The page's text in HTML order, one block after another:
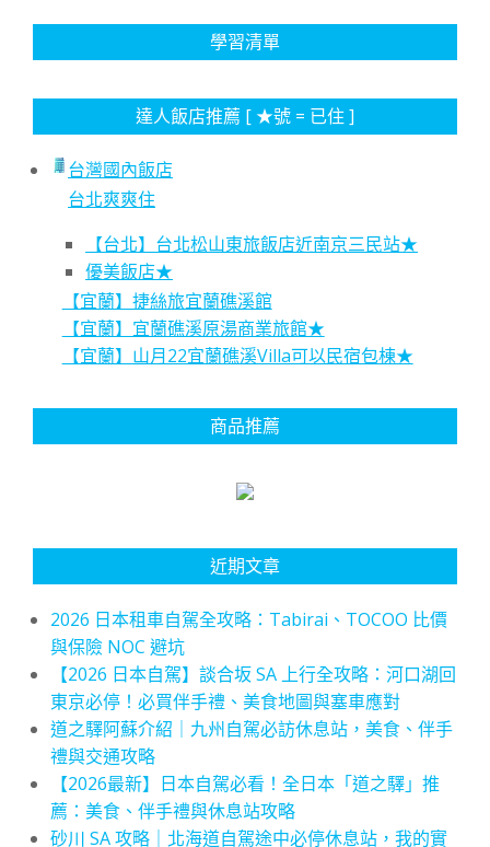
學習清單
達人飯店推薦 [ ★號 = 已住 ]
台灣國內飯店
台北爽爽住
【台北】台北松山東旅飯店近南京三民站★
優美飯店★
【宜蘭】捷絲旅宜蘭礁溪館
【宜蘭】宜蘭礁溪原湯商業旅館★
【宜蘭】山月22宜蘭礁溪Villa可以民宿包棟★
商品推薦
近期文章
2026 日本租車自駕全攻略：Tabirai、TOCOO 比價
與保險 NOC 避坑
【2026 日本自駕】談合坂 SA 上行全攻略：河口湖回
東京必停！必買伴手禮、美食地圖與塞車應對
道之驛阿蘇介紹｜九州自駕必訪休息站，美食、伴手
禮與交通攻略
【2026最新】日本自駕必看！全日本「道之驛」推
薦：美食、伴手禮與休息站攻略
砂川 SA 攻略｜北海道自駕途中必停休息站，我的實